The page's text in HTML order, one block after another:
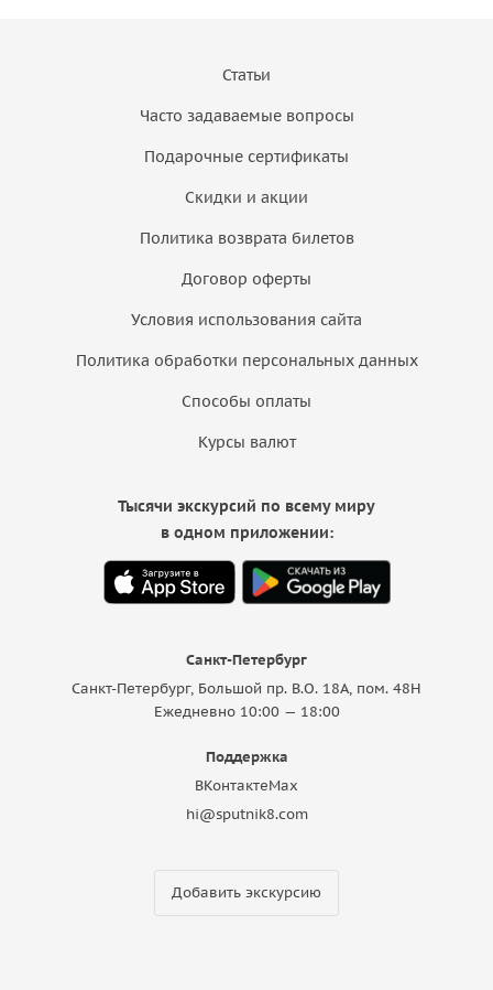
Статьи
Часто задаваемые вопросы
Подарочные сертификаты
Скидки и акции
Политика возврата билетов
Договор оферты
Условия использования сайта
Политика обработки персональных данных
Способы оплаты
Курсы валют
Санкт-Петербург
Санкт-Петербург, Большой пр. В.О. 18A, пом. 48Н
Ежедневно 10:00 — 18:00
Поддержка
ВКонтактеMax
hi@sputnik8.com
Добавить экскурсию
Тысячи экскурсий по всему миру
в одном приложении: